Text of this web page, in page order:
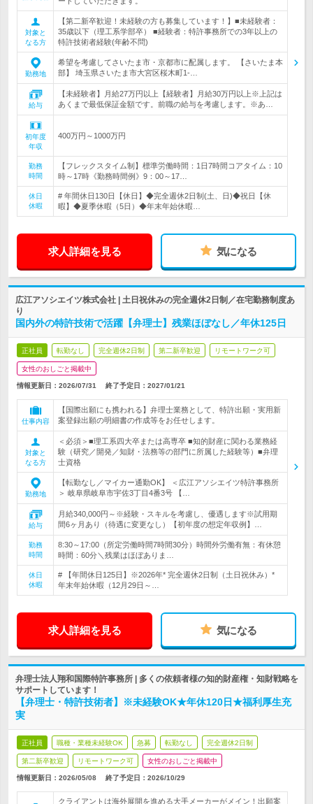
対象と
なる方
【第二新卒歓迎！未経験の方も募集しています！】■未経験者：
35歳以下（理工系学部卒） ■経験者：特許事務所での3年以上の
特許技術者経験(年齢不問)
勤務地
希望を考慮してさいたま市・京都市に配属します。 【さいたま本
部】 埼玉県さいたま市大宮区桜木町1-…
給与
【未経験者】月給27万円以上【経験者】月給30万円以上※上記は
あくまで最低保証金額です。前職の給与を考慮します。※あ…
初年度
年収
400万円～1000万円
勤務
時間
【フレックスタイム制】標準労働時間：1日7時間コアタイム：10
時～17時《勤務時間例》9：00～17…
休日
休暇
# 年間休日130日【休日】◆完全週休2日制(土、日)◆祝日【休
暇】◆夏季休暇（5日）◆年末年始休暇…
求人詳細を見る 気になる
広江アソシエイツ株式会社 | 土日祝休みの完全週休2日制／在宅勤務制度あ
り
国内外の特許技術で活躍【弁理士】残業ほぼなし／年休125日
正社員 転勤なし 完全週休2日制 第二新卒歓迎 リモートワーク可
女性のおしごと掲載中
情報更新日：2026/07/31 終了予定日： 2027/01/21
仕事内容
【国際出願にも携われる】弁理士業務として、特許出願・実用新
案登録出願の明細書の作成等をお任せします。
対象と
なる方
＜必須＞■理工系四大卒または高専卒 ■知的財産に関わる業務経
験（研究／開発／知財・法務等の部門に所属した経験等）■弁理
士資格
勤務地
【転勤なし／マイカー通勤OK】 ＜広江アソシエイツ特許事務所
＞ 岐阜県岐阜市宇佐3丁目4番3号 【…
給与
月給340,000円～※経験・スキルを考慮し、優遇します※試用期
間6ヶ月あり（待遇に変更なし）【初年度の想定年収例】…
勤務
時間
8:30～17:00（所定労働時間7時間30分）時間外労働有無：有休憩
時間：60分＼残業はほぼありま…
休日
休暇
# 【年間休日125日】※2026年* 完全週休2日制（土日祝休み）*
年末年始休暇（12月29日～…
求人詳細を見る 気になる
弁理士法人翔和国際特許事務所 | 多くの依頼者様の知的財産権・知財戦略を
サポートしています！
【弁理士・特許技術者】※未経験OK★年休120日★福利厚生充
実
正社員 職種・業種未経験OK 急募 転勤なし 完全週休2日制
第二新卒歓迎 リモートワーク可 女性のおしごと掲載中
情報更新日：2026/05/08 終了予定日： 2026/10/29
クライアントは海外展開を進める大手メーカーがメイン！出願案